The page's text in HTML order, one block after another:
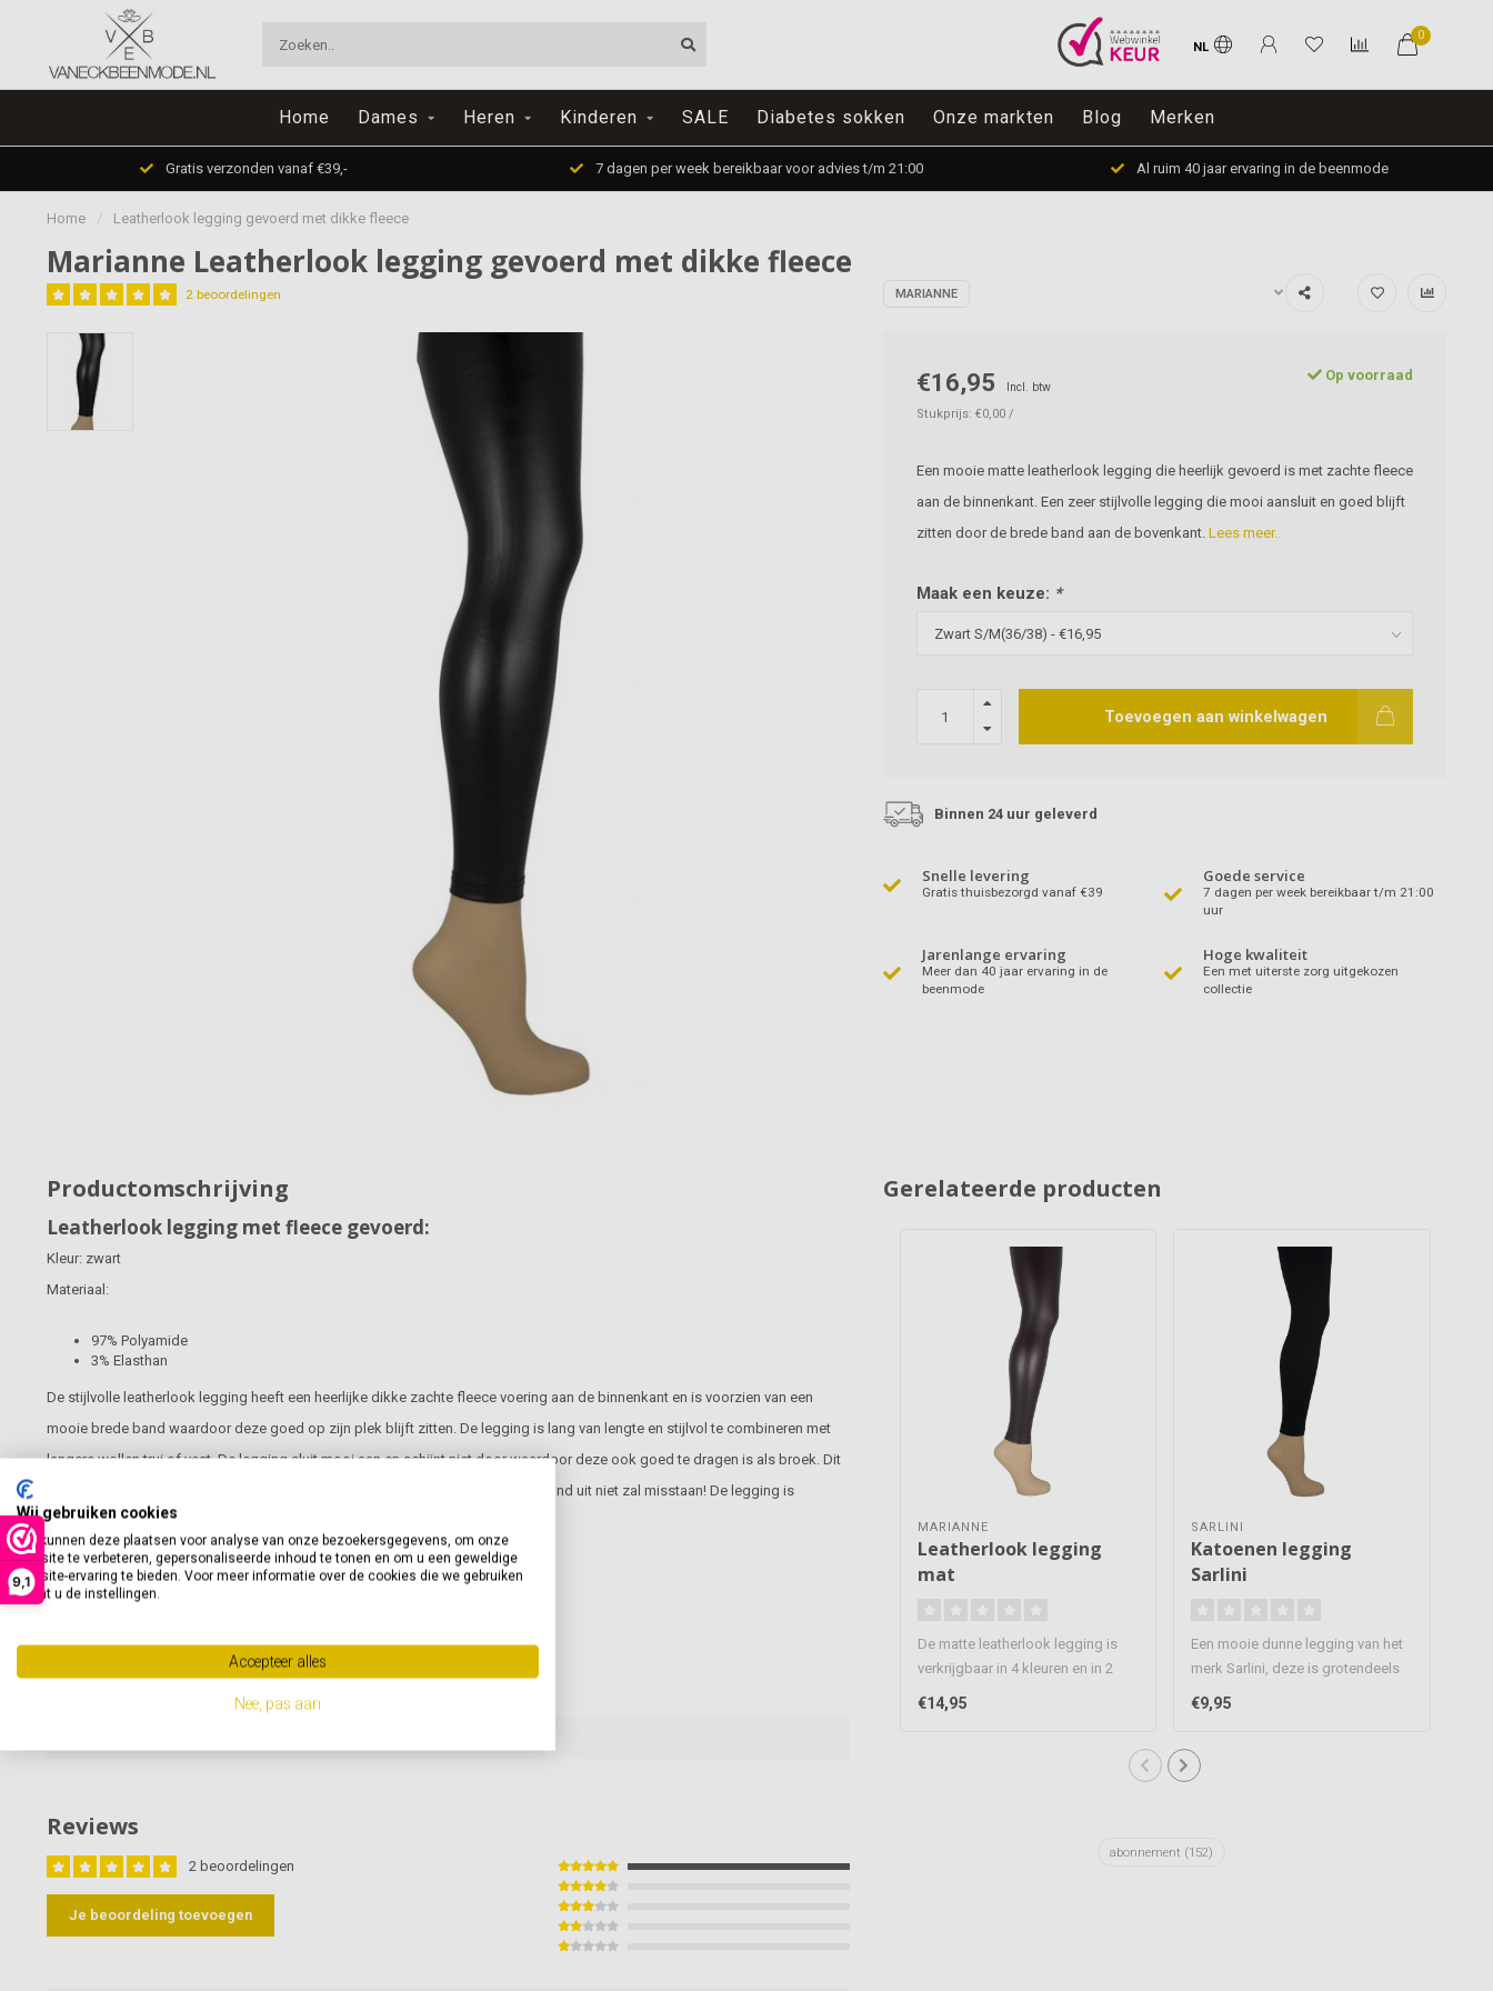
9,1
NL
0
Home Dames Heren Kinderen SALE Diabetes sokken Onze markten Blog Merken
Gratis verzonden vanaf €39,- 7 dagen per week bereikbaar voor advies t/m 21:00 Al ruim 40 jaar ervaring in de beenmode
Home / Leatherlook legging gevoerd met dikke fleece
Marianne Leatherlook legging gevoerd met dikke fleece
2 beoordelingen MARIANNE
€16,95 Incl. btw
Op voorraad
Stukprijs: €0,00 /
Een mooie matte leatherlook legging die heerlijk gevoerd is met zachte fleece
aan de binnenkant. Een zeer stijlvolle legging die mooi aansluit en goed blijft
zitten door de brede band aan de bovenkant. Lees meer..
Maak een keuze: *
Toevoegen aan winkelwagen
Binnen 24 uur geleverd
Snelle levering
Gratis thuisbezorgd vanaf €39
Goede service
7 dagen per week bereikbaar t/m 21:00
uur
Jarenlange ervaring
Meer dan 40 jaar ervaring in de
beenmode
Hoge kwaliteit
Een met uiterste zorg uitgekozen
collectie
Productomschrijving
Leatherlook legging met fleece gevoerd:
Kleur: zwart
Materiaal:
97% Polyamide
3% Elasthan
De stijlvolle leatherlook legging heeft een heerlijke dikke zachte fleece voering aan de binnenkant en is voorzien van een
mooie brede band waardoor deze goed op zijn plek blijft zitten. De legging is lang van lengte en stijlvol te combineren met
langere wollen trui of vest. De legging sluit mooi aan en schijnt niet door waardoor deze ook goed te dragen is als broek. Dit
is een fashion item die overdag gedragen kan worden maar ook tijdens een avond uit niet zal misstaan! De legging is
verkrijgbaar in de maten 36 tot en met 48.
Wasvoorschriften:
Niet geschikt voor de droger, machine was tot 30° C.
Specificaties
Reviews
2 beoordelingen
Je beoordeling toevoegen
Gerelateerde producten
MARIANNE
Leatherlook legging
mat
De matte leatherlook legging is
verkrijgbaar in 4 kleuren en in 2
€14,95
SARLINI
Katoenen legging
Sarlini
Een mooie dunne legging van het
merk Sarlini, deze is grotendeels
€9,95
abonnement (152)
Wij gebruiken cookies
We kunnen deze plaatsen voor analyse van onze bezoekersgegevens, om onze
website te verbeteren, gepersonaliseerde inhoud te tonen en om u een geweldige
website-ervaring te bieden. Voor meer informatie over de cookies die we gebruiken
opent u de instellingen.
Accepteer alles
Nee, pas aan